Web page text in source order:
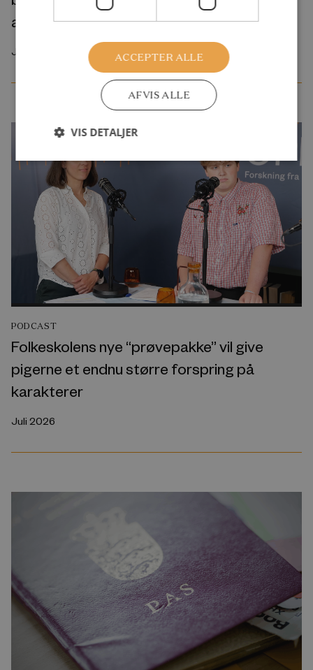
at arbejde mindre
Juli 2026
PODCAST
Folkeskolens nye “prøvepakke” vil give
pigerne et endnu større forspring på
karakterer
Juli 2026
ACCEPTER ALLE
AFVIS ALLE
VIS DETALJER